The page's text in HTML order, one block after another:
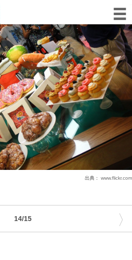
出典： www.flickr.com
14/15 〉